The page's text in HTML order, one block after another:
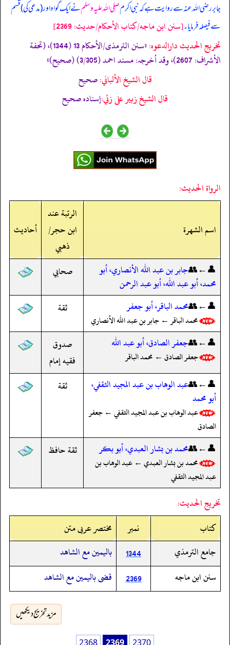
جابر رضی اللہ عنہ سے روایت ہے کہنبی اکرمصلی اللہ علیہ وسلمنے ایک گواہ اور (مدعی کی) قسم
سے فیصلہ فرمایا۔[سنن ابن ماجه/كتاب الأحكام/حدیث: 2369]
تخریج الحدیث دارالدعوہ:
«‏‏‏‏سنن الترمذی/الأحکام 13 (1344)، (تحفة
الأشراف: 2607)، وقد أخرجہ: مسند احمد (3/305) (صحیح)»
قال الشيخ الألباني:صحيح
قال الشيخ زبير على زئي:إسناده صحيح
الرواة الحديث:
اسم الشهرة
الرتبة عند
ابن حجر/
ذهبي
أحاديث
👤←👥جابر بن عبد الله الأنصاري، أبو
محمد، أبو عبد الله، أبو عبد الرحمن
صحابي
👤←👥محمد الباقر، أبو جعفر
محمد الباقر ← جابر بن عبد الله الأنصاري
ثقة
👤←👥جعفر الصادق، أبو عبد الله
جعفر الصادق ← محمد الباقر
صدوق
فقيه إمام
👤←👥عبد الوهاب بن عبد المجيد الثقفي،
أبو محمد
عبد الوهاب بن عبد المجيد الثقفي ← جعفر
الصادق
ثقة
👤←👥محمد بن بشار العبدي، أبو بكر
محمد بن بشار العبدي ← عبد الوهاب بن
عبد المجيد الثقفي
ثقة حافظ
تخريج الحديث:
کتاب
نمبر
مختصر عربی متن
جامع الترمذي
1344
باليمين مع الشاهد
سنن ابن ماجه
2369 قضى باليمين مع الشاهد
مزید تخریج دیکھیں
2368 2369 2370